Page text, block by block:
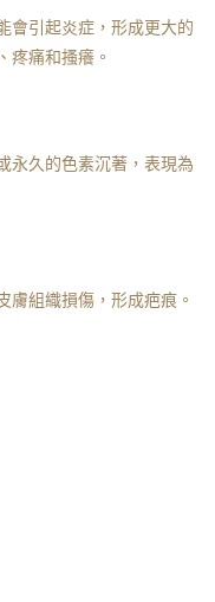
會引起炎症，形成更大的
疼痛和搔癢。
永久的色素沉著，表現為
膚組織損傷，形成疤痕。